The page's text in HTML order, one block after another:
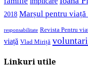
2018 Marșul pentru viață
responsabilitate Revista Pentru
viață Vlad Miriță
Linkuri utile